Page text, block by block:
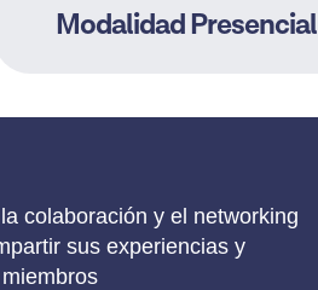
Modalidad Presencial
colaboración y el networking
sus experiencias y